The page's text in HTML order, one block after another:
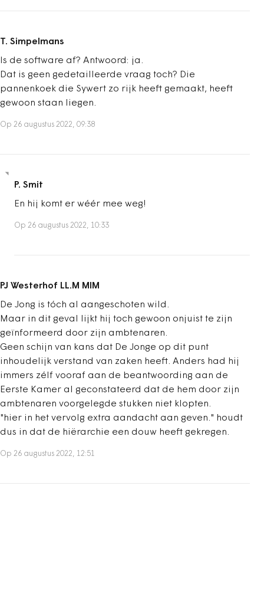
T. Simpelmans
Is de software af? Antwoord: ja.
Dat is geen gedetailleerde vraag toch? Die
pannenkoek die Sywert zo rijk heeft gemaakt, heeft
gewoon staan liegen.
Op 26 augustus 2022, 09:38
P. Smit
En hij komt er wéér mee weg!
Op 26 augustus 2022, 10:33
PJ Westerhof LL.M MIM
De Jong is tóch al aangeschoten wild.
Maar in dit geval lijkt hij toch gewoon onjuist te zijn
geïnformeerd door zijn ambtenaren.
Geen schijn van kans dat De Jonge op dit punt
inhoudelijk verstand van zaken heeft. Anders had hij
immers zélf vooraf aan de beantwoording aan de
Eerste Kamer al geconstateerd dat de hem door zijn
ambtenaren voorgelegde stukken niet klopten.
"hier in het vervolg extra aandacht aan geven." houdt
dus in dat de hiërarchie een douw heeft gekregen.
Op 26 augustus 2022, 12:51